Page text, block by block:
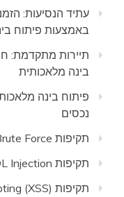
עתיד הנסיעות:
באמצעות פיתוח
תיירות מתקדמת:
בינה מלאכותית
פיתוח בינה
נכסים
תקיפות Brute Force: הפעלת נעילת חשבון
תקיפות SQL Injection: אבטחת אימות של הקלט